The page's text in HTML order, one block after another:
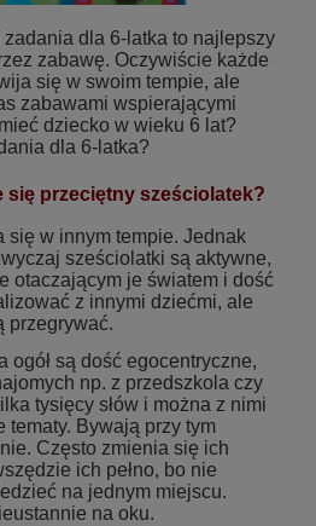
dla 6-latka to najlepszy
zabawę. Oczywiście każde
się w swoim tempie, ale
zabawami wspierającymi
dziecko w wieku 6 lat?
dla 6-latka?
się przeciętny sześciolatek?
się w innym tempie. Jednak
sześciolatki są aktywne,
otaczającym je światem i dość
z innymi dziećmi, ale
przegrywać.
ogół są dość egocentryczne,
np. z przedszkola czy
tysięcy słów i można z nimi
tematy. Bywają przy tym
Często zmienia się ich
ich pełno, bo nie
na jednym miejscu.
na oku.